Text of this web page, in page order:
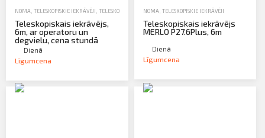
NOMA TELESKOPISKIE IEKRĀVĒJI TELESKOPISKIE UN NOLIKTAVU IEKRĀVĒJI
Teleskopiskais iekrāvējs,
6m, ar operatoru un
degvielu, cena stundā
Dienā
Līgumcena
NOMA TELESKOPISKIE IEKRĀVĒJI
Teleskopiskais iekrāvējs
MERLO P27.6Plus, 6m
Dienā
Līgumcena